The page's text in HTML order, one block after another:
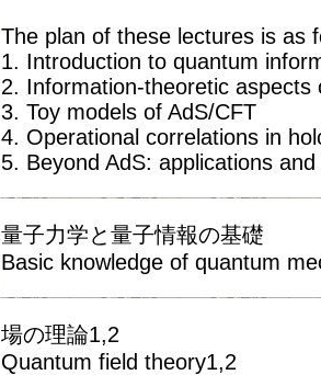
The plan of these lectures is as
1. Introduction to quantum
2. Information-theoretic aspects
3. Toy models of AdS/CFT
4. Operational correlations in
5. Beyond AdS: applications
量子力学と量子情報の基礎
Basic knowledge of quantum
場の理論1,2
Quantum field theory1,2